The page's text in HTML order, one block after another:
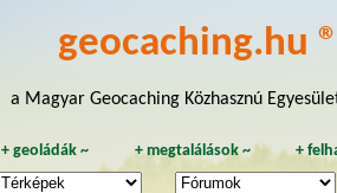
geocaching.hu ®
a Magyar Geocaching Közhasznú
+geoládák ~ +megtalálások~ +